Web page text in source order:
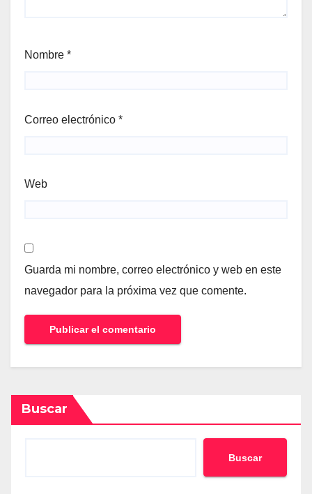
Nombre *
Correo electrónico *
Web
Guarda mi nombre, correo electrónico y web en este
navegador para la próxima vez que comente.
Buscar
Buscar